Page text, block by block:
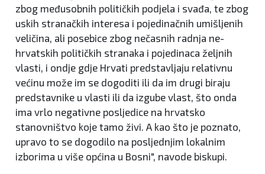
zbog međusobnih političkih podjela i svađa, te zbog
uskih stranačkih interesa i pojedinačnih umišljenih
veličina, ali posebice zbog nečasnih radnja ne-
hrvatskih političkih stranaka i pojedinaca željnih
vlasti, i ondje gdje Hrvati predstavljaju relativnu
većinu može im se dogoditi ili da im drugi biraju
predstavnike u vlasti ili da izgube vlast, što onda
ima vrlo negativne posljedice na hrvatsko
stanovništvo koje tamo živi. A kao što je poznato,
upravo to se dogodilo na posljednjim lokalnim
izborima u više općina u Bosni", navode biskupi.